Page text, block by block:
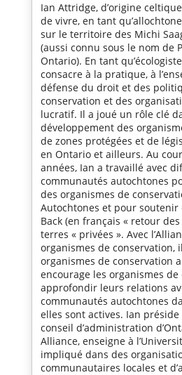
Ian Attridge, d’origine
de vivre, en tant
sur le territoire des Michi
(aussi connu sous le nom de
Ontario). En tant
consacre à la pratique, à
défense du droit et des
conservation et des
lucratif. Il a joué un rôle clé
développement des
de zones protégées et de
en Ontario et ailleurs. Au
années, Ian a travaillé avec
communautés autochtones
des organismes de
Autochtones et pour soutenir
Back (en français « retour
terres « privées ». Avec
organismes de conservation,
organismes de conservation
encourage les organismes de
approfondir leurs relations
communautés autochtones
elles sont actives. Ian
conseil d’administration
Alliance, enseigne à
impliqué dans des
communautaires locales et